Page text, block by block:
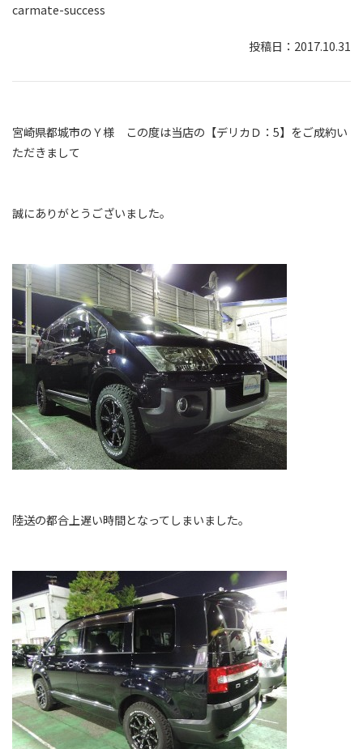
carmate-success
2017.10.31
宮崎県都城市のＹ様 この度は当店の【デリカＤ：5】をご成約い
ただきまして
誠にありがとうございました。
陸送の都合上遅い時間となってしまいました。